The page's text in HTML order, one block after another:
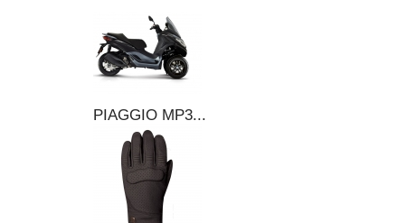
PIAGGIO MP3...